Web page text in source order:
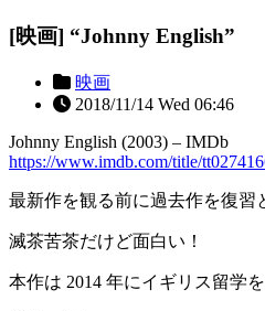
[映画] “Johnny English”
映画
2018/11/14 Wed 06:46
Johnny English (2003) – IMDb
https://www.imdb.com/title/
最新作を観る前に過去作を復習
滅茶苦茶だけど面白い！
本作は 2014 年にイギリス留学